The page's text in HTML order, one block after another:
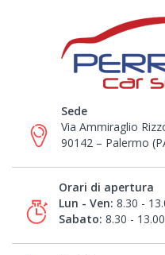
Sede
Via Ammiraglio
90142 – Palermo
Orari di apertura
Lun - Ven: 8.30 -
Sabato: 8.30 - 13.00